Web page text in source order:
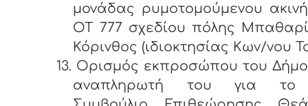
μονάδας ρυμοτομούμενου
ΟΤ 777 σχεδίου πόλης
Κόρινθος (ιδιοκτησίας Κων/νου
13. Ορισμός εκπροσώπου του
αναπληρωτή του για το